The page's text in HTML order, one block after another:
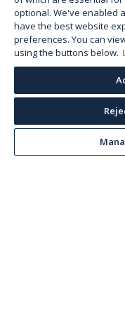
optional. We've enabled
have the best website
preferences. You can
using the buttons below.